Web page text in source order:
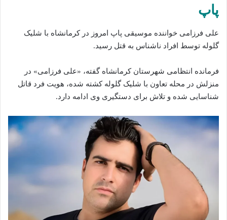
پاپ
علی فرزامی خواننده موسیقی پاپ امروز در کرمانشاه با شلیک
گلوله توسط افراد ناشناس به قتل رسید.
فرمانده انتظامی شهرستان کرمانشاه گفته، «علی فرزامی» در
منزلش در محله تعاون با شلیک گلوله کشته شده، هویت فرد قاتل
شناسایی شده و تلاش برای دستگیری وی ادامه دارد.